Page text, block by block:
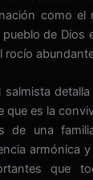
como el
de Dios
que es la
de una
armónica
que